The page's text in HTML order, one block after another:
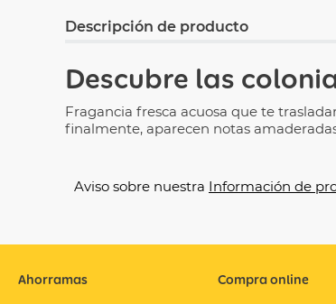
Descripción de producto
Descubre las
Fragancia fresca acuosa que te
finalmente, aparecen notas
Aviso sobre nuestra Información de
Ahorramas Compra online